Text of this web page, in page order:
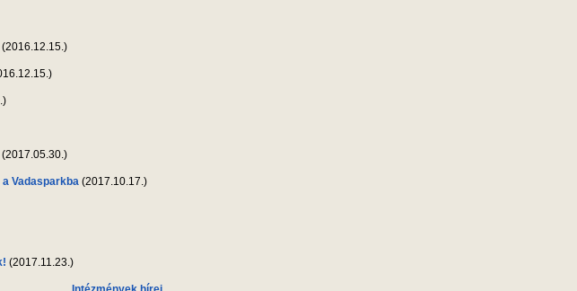
(2016.12.15.)
(2017.05.30.)
Vadasparkba (2017.10.17.)
(2017.11.23.)